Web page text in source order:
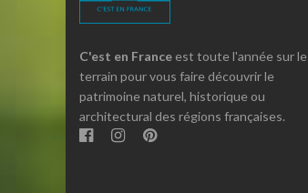
C'est en France est toute l'année sur le
terrain pour vous faire découvrir le
patrimoine naturel, historique ou
architectural des régions françaises.